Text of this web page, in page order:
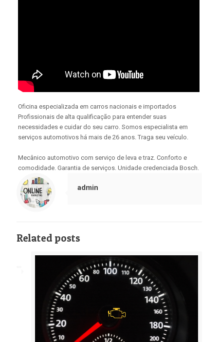
Oficina especializada em carros nacionais e importados
Profissionais de alta qualificação para entender suas
necessidades e cuidar do seu carro. Somos especialista em
serviços automotivos há mais de 26 anos. Traga seu veículo.
Mecânico automotivo com serviço de leva e traz. Conforto e
comodidade. Garantia de serviços. Unidade credenciada Bosch.
admin
Related posts